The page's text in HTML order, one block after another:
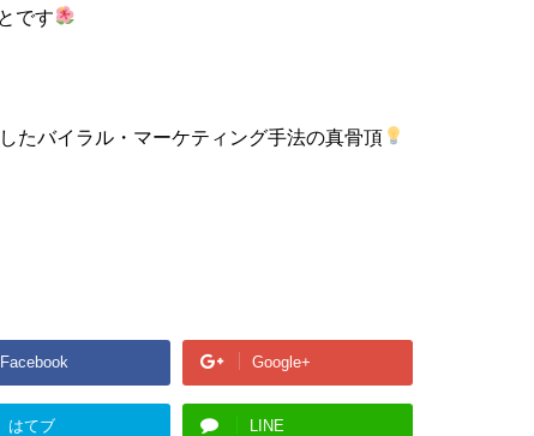
です
たバイラル・マーケティング手法の真骨頂
Facebook Google+
はてブ LINE